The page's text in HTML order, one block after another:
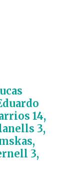
14,
3,
3,